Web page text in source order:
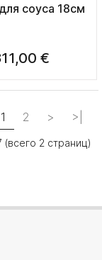
соуса 18см
€
1 2 > >|
(всего 2 страниц)